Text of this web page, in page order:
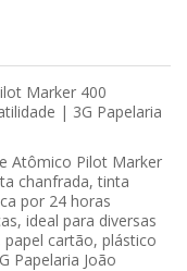
Marker 400
| 3G Papelaria
Atômico Pilot Marker
chanfrada, tinta
por 24 horas
ideal para diversas
cartão, plástico
Papelaria João